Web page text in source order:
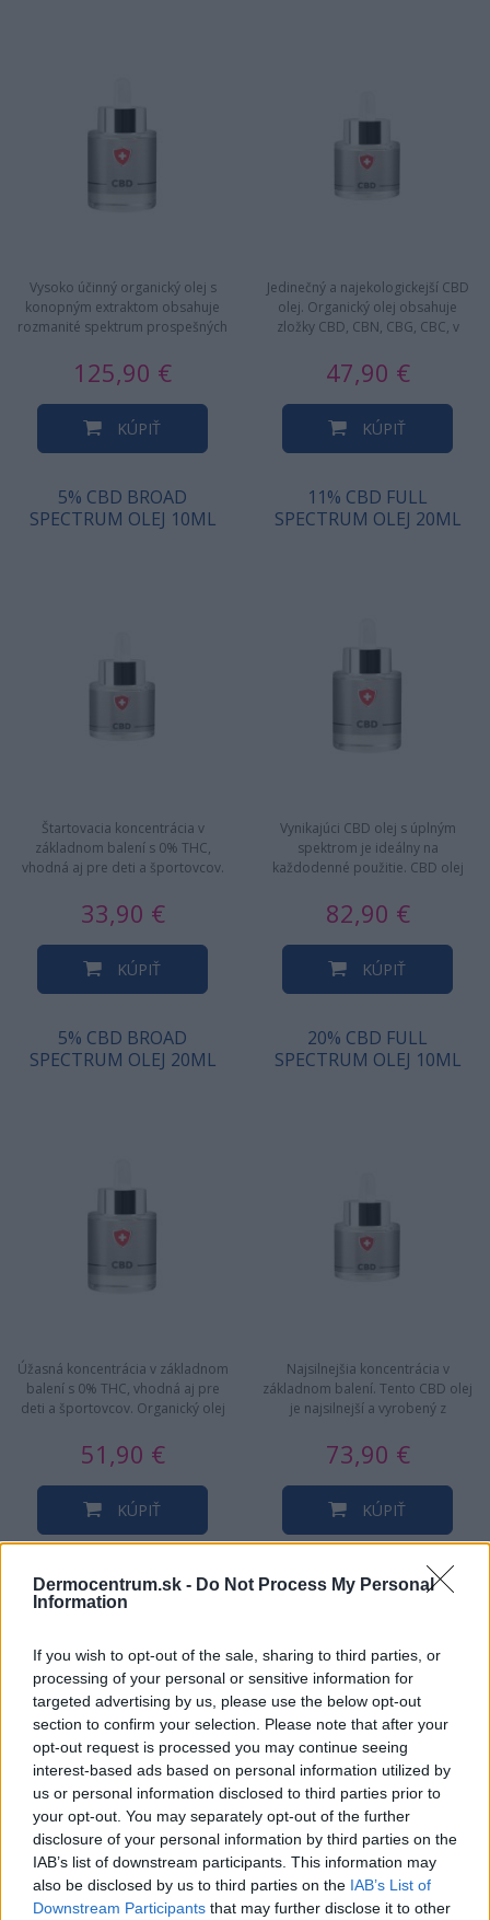
Dermocentrum.sk - Do Not Process My Personal
Information
If you wish to opt-out of the sale, sharing to third parties, or
processing of your personal or sensitive information for
targeted advertising by us, please use the below opt-out
section to confirm your selection. Please note that after your
opt-out request is processed you may continue seeing
interest-based ads based on personal information utilized by
us or personal information disclosed to third parties prior to
your opt-out. You may separately opt-out of the further
disclosure of your personal information by third parties on the
IAB’s list of downstream participants. This information may
also be disclosed by us to third parties on the IAB’s List of
Downstream Participants that may further disclose it to other
Vysoko účinný organický olej s
konopným extraktom obsahuje
rozmanité spektrum prospešných
125,90 €
KÚPIŤ
Jedinečný a najekologickejší CBD
olej. Organický olej obsahuje
zložky CBD, CBN, CBG, CBC, v
47,90 €
KÚPIŤ
5% CBD BROAD
SPECTRUM OLEJ 10ML
Štartovacia koncentrácia v
základnom balení s 0% THC,
vhodná aj pre deti a športovcov.
obsahuje…
33,90 €
KÚPIŤ
11% CBD FULL
SPECTRUM OLEJ 20ML
Vynikajúci CBD olej s úplným
spektrom je ideálny na
každodenné použitie. CBD olej
procesom…
82,90 €
KÚPIŤ
5% CBD BROAD
SPECTRUM OLEJ 20ML
Úžasná koncentrácia v základnom
balení s 0% THC, vhodná aj pre
deti a športovcov. Organický olej
51,90 €
KÚPIŤ
20% CBD FULL
SPECTRUM OLEJ 10ML
Najsilnejšia koncentrácia v
základnom balení. Tento CBD olej
je najsilnejší a vyrobený z
73,90 €
KÚPIŤ
NAJNOVŠIE ČLÁNKY V
NAŠOM BLOGU
Pripravte vašu pokožku
na sychravé dni
Starostlivosť o pleť v
lete